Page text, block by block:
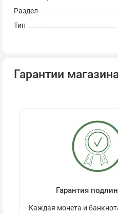
блеском и без видимых
Монеты с браком
Раздел
Тип
Гарантии магазина
Гарантия
Каждая монета и